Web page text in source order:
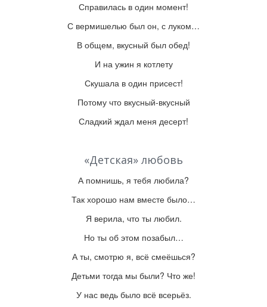
Справилась в один момент!
С вермишелью был он, с луком…
В общем, вкусный был обед!
И на ужин я котлету
Скушала в один присест!
Потому что вкусный-вкусный
Сладкий ждал меня десерт!
«Детская» любовь
А помнишь, я тебя любила?
Так хорошо нам вместе было…
Я верила, что ты любил.
Но ты об этом позабыл…
А ты, смотрю я, всё смеёшься?
Детьми тогда мы были? Что же!
У нас ведь было всё всерьёз.